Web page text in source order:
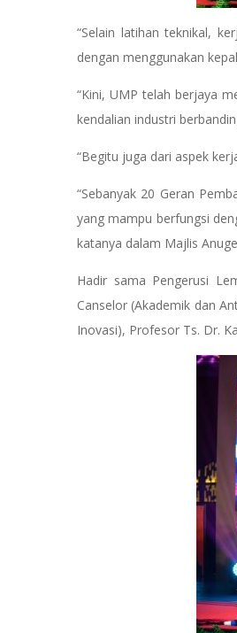
“Selain latihan teknikal,
dengan menggunakan
“Kini, UMP telah berjaya
kendalian industri
“Begitu juga dari aspek
“Sebanyak 20 Geran
yang mampu berfungsi
katanya dalam Majlis
Hadir sama Pengerusi
Canselor (Akademik dan
Inovasi), Profesor Ts. Dr.